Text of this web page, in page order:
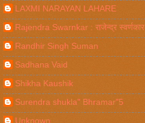
LAXMI NARAYAN LAHARE
Rajendra Swarnkar : राजेन्द्र स्वर्णकार
Randhir Singh Suman
Sadhana Vaid
Shikha Kaushik
Surendra shukla" Bhramar"5
Unknown